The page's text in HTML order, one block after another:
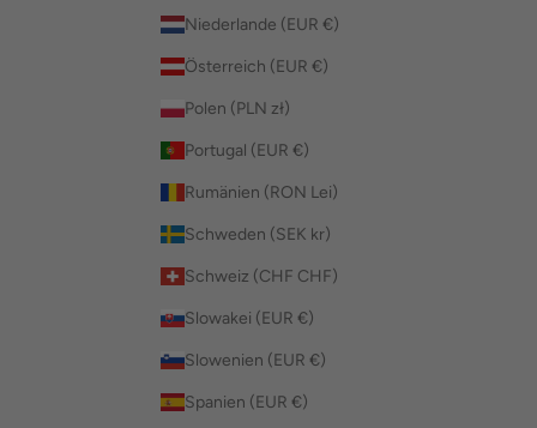
Niederlande (EUR €)
Österreich (EUR €)
Polen (PLN zł)
Portugal (EUR €)
Rumänien (RON Lei)
Schweden (SEK kr)
Schweiz (CHF CHF)
Slowakei (EUR €)
Slowenien (EUR €)
Spanien (EUR €)